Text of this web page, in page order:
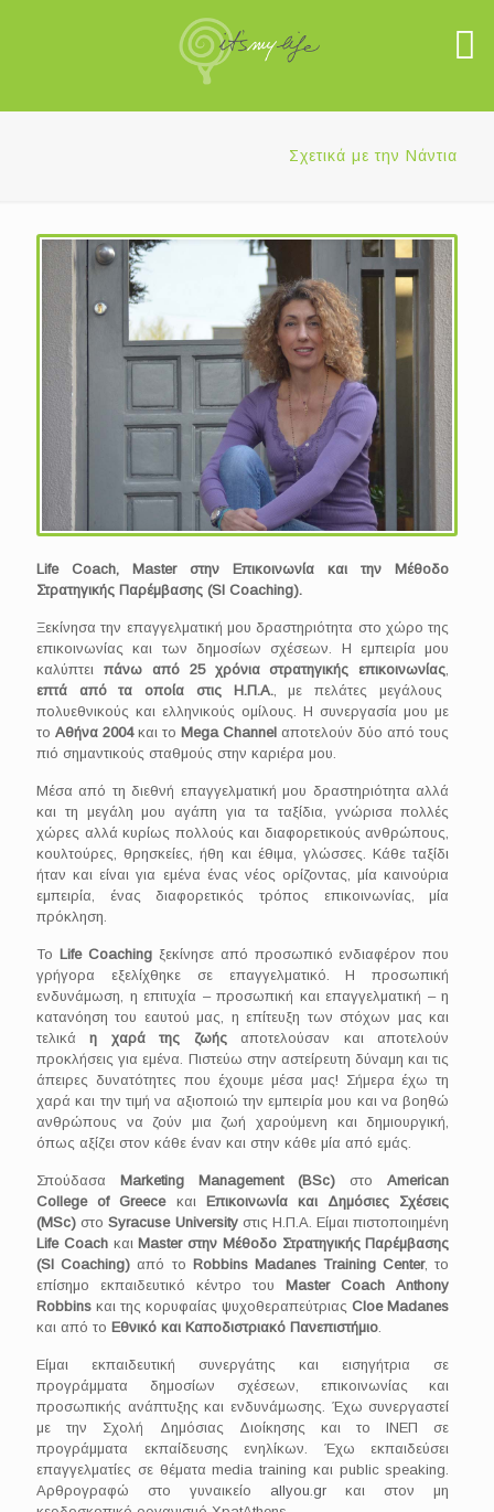
Σχετικά με την Νάντια
Life Coach, Masterστην Επικοινωνία και την Μέθοδο
Στρατηγικής Παρέμβασης (SI Coaching).
Ξεκίνησα την επαγγελματική μου δραστηριότητα στο χώρο της
επικοινωνίας και των δημοσίων σχέσεων. Η εμπειρία μου
καλύπτει πάνω από 25 χρόνια στρατηγικής επικοινωνίας,
επτά από τα οποία στις Η.Π.Α., με πελάτες μεγάλους
πολυεθνικούς και ελληνικούς ομίλους. Η συνεργασία μου με
τοΑθήνα 2004και το Mega Channel αποτελούν δύο από τους
πιό σημαντικούς σταθμούς στην καριέρα μου.
Μέσα από τη διεθνή επαγγελματική μου δραστηριότητα αλλά
και τη μεγάλη μου αγάπη για τα ταξίδια, γνώρισα πολλές
χώρες αλλά κυρίως πολλούς και διαφορετικούς ανθρώπους,
κουλτούρες, θρησκείες, ήθη και έθιμα, γλώσσες. Κάθε ταξίδι
ήταν και είναι για εμένα ένας νέος ορίζοντας, μία καινούρια
εμπειρία, ένας διαφορετικός τρόπος επικοινωνίας, μία
πρόκληση.
Το Life Coachingξεκίνησε από προσωπικό ενδιαφέρον που
γρήγορα εξελίχθηκε σε επαγγελματικό. Η προσωπική
ενδυνάμωση, η επιτυχία – προσωπική και επαγγελματική – η
κατανόηση του εαυτού μας, η επίτευξη των στόχων μας και
τελικάη χαρά της ζωήςαποτελούσαν και αποτελούν
προκλήσεις για εμένα. Πιστεύω στην αστείρευτη δύναμη και τις
άπειρες δυνατότητες που έχουμε μέσα μας! Σήμερα έχω τη
χαρά και την τιμή να αξιοποιώ την εμπειρία μου και να βοηθώ
ανθρώπους να ζούν μια ζωή χαρούμενη και δημιουργική,
όπως αξίζει στον κάθε έναν και στην κάθε μία από εμάς.
Σπούδασα Μarketing Management(BSc) στοAmerican
College
of Greeceκαι Επικοινωνία και Δημόσιες Σχέσεις
(MSc) στοSyracuse Universityστις Η.Π.Α. Είμαι πιστοποιημένη
Life Coachκαι Masterστην Μέθοδο Στρατηγικής Παρέμβασης
(SI Coaching) από το Robbins Madanes Training Center, το
επίσημο εκπαιδευτικό κέντρο του Master Coach
Anthony
Robbins και της κορυφαίας ψυχοθεραπεύτριαςCloe Madanes
και από το Εθνικό και Καποδιστριακό Πανεπιστήμιο.
Είμαι εκπαιδευτική συνεργάτης και εισηγήτρια σε
προγράμματα δημοσίων σχέσεων, επικοινωνίας και
προσωπικής ανάπτυξης και ενδυνάμωσης. Έχω συνεργαστεί
με την Σχολή Δημόσιας Διοίκησης και το ΙΝΕΠ σε
προγράμματα εκπαίδευσης ενηλίκων. Έχω εκπαιδεύσει
επαγγελματίες σε θέματα media training και public speaking.
Αρθρογραφώ στο γυναικείο allyou.gr και στον μη